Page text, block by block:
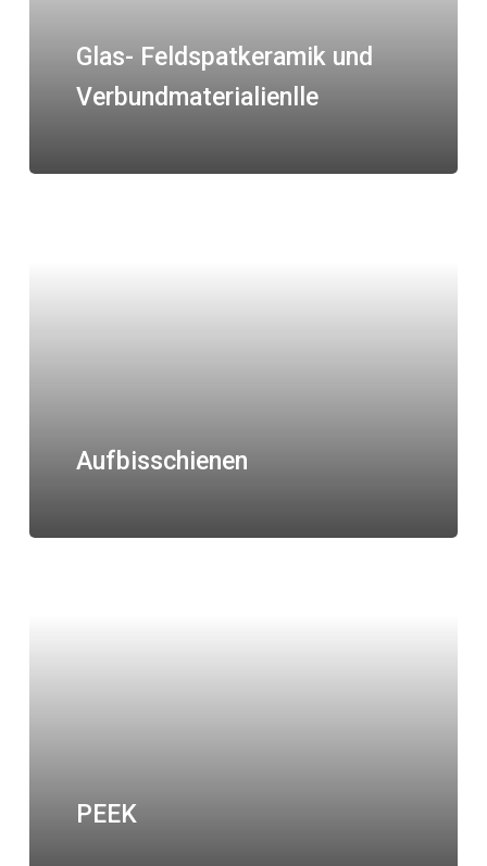
Glas- Feldspatkeramik und
Verbundmaterialienlle
Aufbisschienen
PEEK